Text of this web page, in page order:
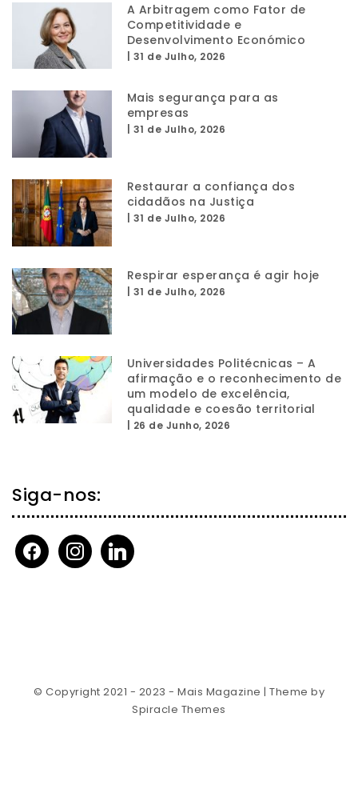
A Arbitragem como Fator de
Competitividade e
Desenvolvimento Económico
31 de Julho, 2026
Mais segurança para as
empresas
31 de Julho, 2026
Restaurar a confiança dos
cidadãos na Justiça
31 de Julho, 2026
Respirar esperança é agir hoje
31 de Julho, 2026
Universidades Politécnicas – A
afirmação e o reconhecimento de
um modelo de excelência,
qualidade e coesão territorial
26 de Junho, 2026
Siga-nos:
facebookinstagramlinkedin
© Copyright 2021 - 2023 - Mais Magazine | Theme by
Spiracle Themes